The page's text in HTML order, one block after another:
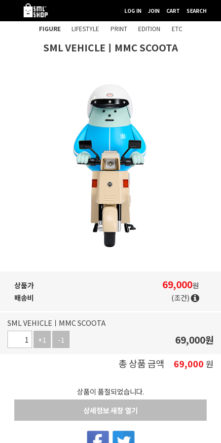
LOG IN JOIN CART SEARCH
FIGURE LIFESTYLE PRINT EDITION ETC
SML VEHICLEㅣMMC SCOOTA
상품가 69,000원
배송비
(조건)
SML VEHICLEㅣMMC SCOOTA
+1
-1 69,000원
총 상품 금액
69,000 원
상품이 품절되었습니다.
상세정보 새창 열기